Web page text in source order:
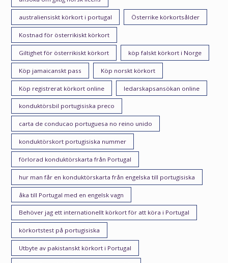
australiensiskt körkort i portugal Österrike körkortsålder
Kostnad för österrikiskt körkort
Giltighet för österrikiskt körkort köp falskt körkort i Norge
Köp jamaicanskt pass Köp norskt körkort
Köp registrerat körkort online ledarskapsansökan online
konduktörsbil portugisiska preco
carta de conducao portuguesa no reino unido
konduktörskort portugisiska nummer
förlorad konduktörskarta från Portugal
hur man får en konduktörskarta från engelska till portugisiska
åka till Portugal med en engelsk vagn
Behöver jag ett internationellt körkort för att köra i Portugal
körkortstest på portugisiska
Utbyte av pakistanskt körkort i Portugal